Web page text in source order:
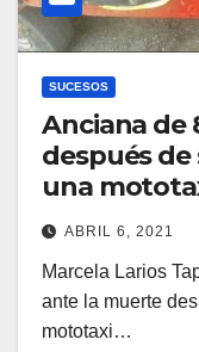
SUCESOS
Anciana de
después
una
Managua
ABRIL 6, 2021
Marcela Larios
ante la muerte
mototaxi…